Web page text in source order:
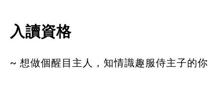
入讀資格
~ 想做個醒目主人，知情識趣服侍主子的你